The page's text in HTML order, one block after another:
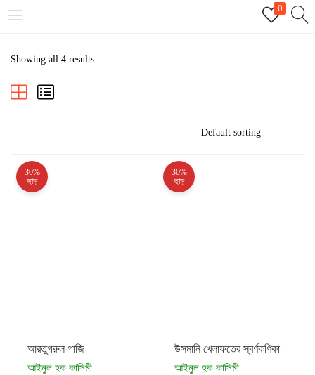
0
REGISTER
Showing all 4 results
30%
ছাড়
আরতুগরুল গাজি
আইনুল হক কাসিমী
30%
ছাড়
উসমানি খেলাফতের স্বর্ণকণিকা
আইনুল হক কাসিমী